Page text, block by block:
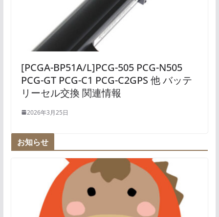
[PCGA-BP51A/L]PCG-505 PCG-N505
PCG-GT PCG-C1 PCG-C2GPS 他 バッテ
リーセル交換 関連情報
2026年3月25日
お知らせ